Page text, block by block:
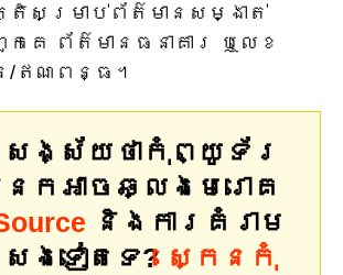
សម្រាប់ព័ត៌មានសម្ងាត់
េ ព័ត៌មានធនាគារ ឬលេខ
/ឥណពន្ធ។
សង្ស័យថាកុំព្យូទ័រ
កអាចឆ្លងមេរោគ
និងការគំរាម
េងទៀតទេ? ស្កេនកុំ